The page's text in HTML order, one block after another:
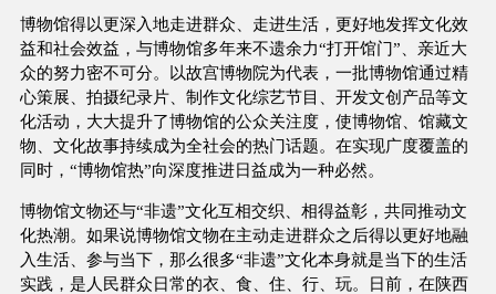
博物馆得以更深入地走进群众、走进生活，更好地发挥文化效
益和社会效益，与博物馆多年来不遗余力“打开馆门”、亲近大
众的努力密不可分。以故宫博物院为代表，一批博物馆通过精
心策展、拍摄纪录片、制作文化综艺节目、开发文创产品等文
化活动，大大提升了博物馆的公众关注度，使博物馆、馆藏文
物、文化故事持续成为全社会的热门话题。在实现广度覆盖的
同时，“博物馆热”向深度推进日益成为一种必然。
博物馆文物还与“非遗”文化互相交织、相得益彰，共同推动文
化热潮。如果说博物馆文物在主动走进群众之后得以更好地融
入生活、参与当下，那么很多“非遗”文化本身就是当下的生活
实践，是人民群众日常的衣、食、住、行、玩。日前，在陕西